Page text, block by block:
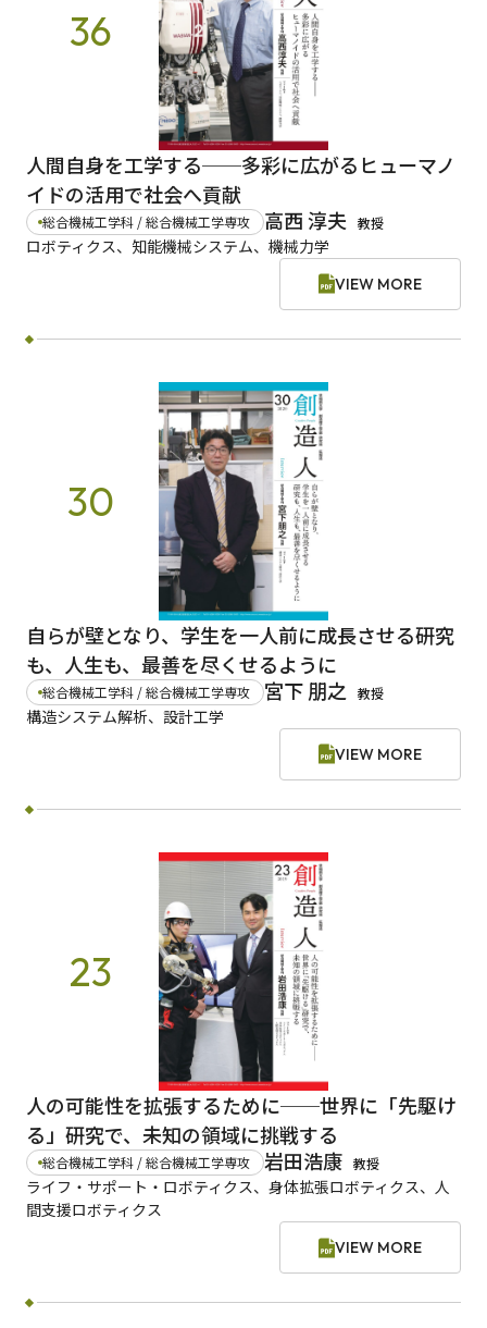
36
人間自身を工学する──多彩に広がるヒューマノ
イドの活用で社会へ貢献
総合機械工学科 / 総合機械工学専攻 高西 淳夫 教授
ロボティクス、知能機械システム、機械力学
VIEW MORE
30
自らが壁となり、学生を一人前に成長させる研究
も、人生も、最善を尽くせるように
総合機械工学科 / 総合機械工学専攻 宮下 朋之 教授
構造システム解析、設計工学
VIEW MORE
23
人の可能性を拡張するために──世界に「先駆け
る」研究で、未知の領域に挑戦する
総合機械工学科 / 総合機械工学専攻 岩田浩康 教授
ライフ・サポート・ロボティクス、身体拡張ロボティクス、人
間支援ロボティクス
VIEW MORE